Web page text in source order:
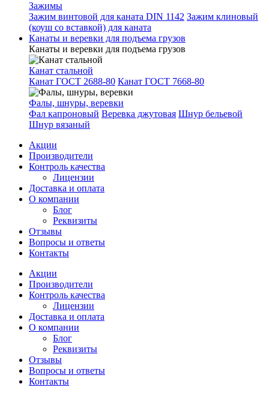
Зажимы
Зажим винтовой для каната DIN 1142 Зажим клиновый
(коуш со вставкой) для каната
Канаты и веревки для подъема грузов
Канаты и веревки для подъема грузов
Канат стальной
Канат ГОСТ 2688-80 Канат ГОСТ 7668-80
Фалы, шнуры, веревки
Фал капроновый Веревка джутовая Шнур бельевой
Шнур вязаный
Акции
Производители
Контроль качества
Лицензии
Доставка и оплата
О компании
Блог
Реквизиты
Отзывы
Вопросы и ответы
Контакты
Акции
Производители
Контроль качества
Лицензии
Доставка и оплата
О компании
Блог
Реквизиты
Отзывы
Вопросы и ответы
Контакты